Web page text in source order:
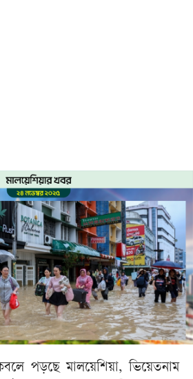
পড়ছে মালয়েশিয়া, ভিয়েতনাম